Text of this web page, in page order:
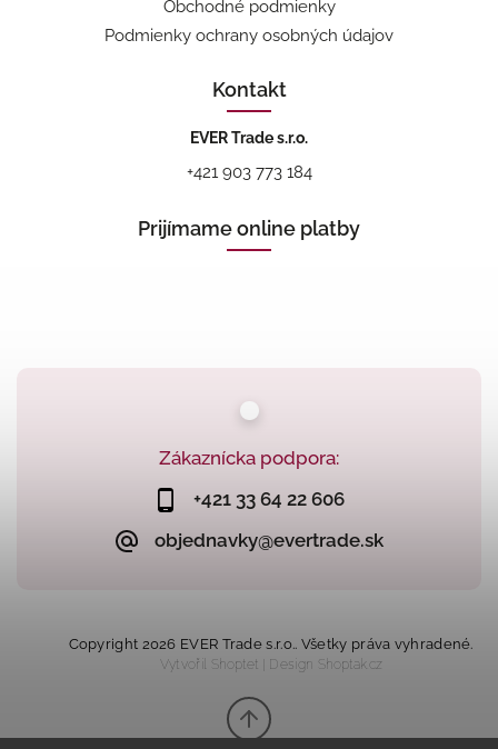
Zákaznícka podpora:
+421 33 64 22 606
objednavky@evertrade.sk
Obchodné podmienky
Podmienky ochrany osobných údajov
Kontakt
EVER Trade s.r.o.
+421 903 773 184
Prijímame online platby
Copyright 2026 EVER Trade s.r.o.. Všetky práva vyhradené.
Vytvořil Shoptet | Design Shoptak.cz